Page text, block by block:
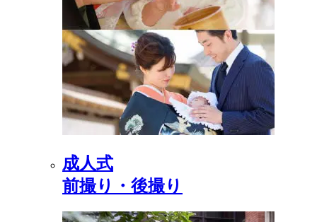
成人式
前撮り・後撮り